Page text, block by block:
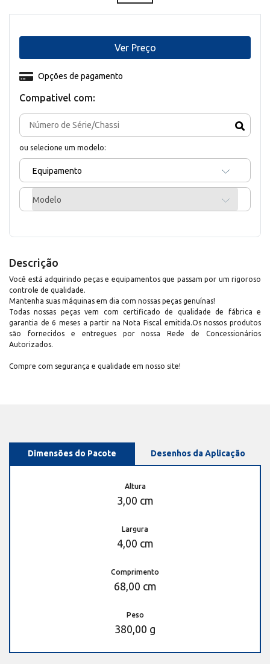
Compativel com:
ou selecione um modelo:
Equipamento
Modelo
Opções de pagamento
Ver Preço
Descrição
Você está adquirindo peças e equipamentos que passam por um rigoroso
controle de qualidade.
Mantenha suas máquinas em dia com nossas peças genuínas!
Todas nossas peças vem com certificado de qualidade de fábrica e
garantia de 6 meses a partir na Nota Fiscal emitida.Os nossos produtos
são fornecidos e entregues por nossa Rede de Concessionários
Autorizados.
Compre com segurança e qualidade em nosso site!
Dimensões do Pacote Desenhos da Aplicação
Altura
3,00 cm
Largura
4,00 cm
Comprimento
68,00 cm
Peso
380,00 g